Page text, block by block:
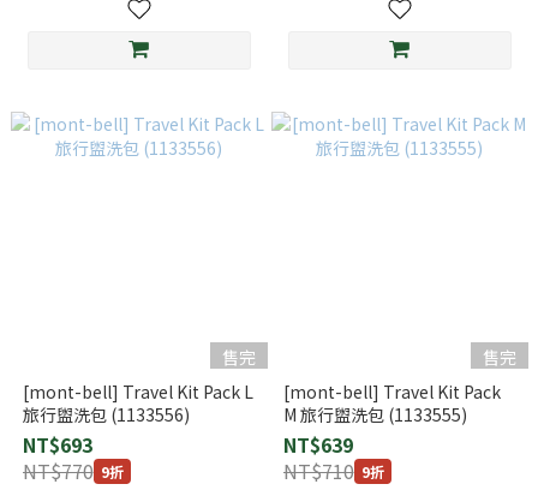
售完
[mont-bell] Travel Kit Pack L
旅行盥洗包 (1133556)
NT$693
NT$770 9折
售完
[mont-bell] Travel Kit Pack
M 旅行盥洗包 (1133555)
NT$639
NT$710 9折